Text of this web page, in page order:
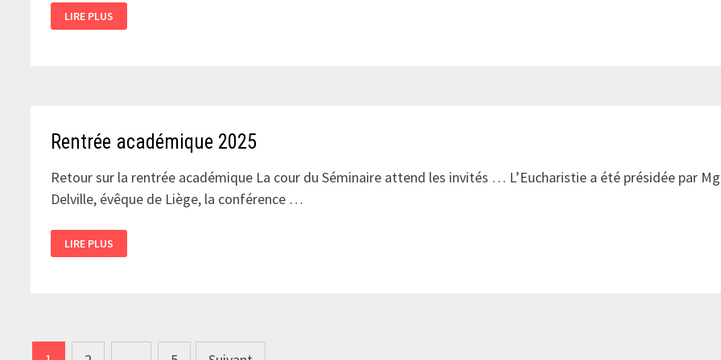
:
CHRÉTIENS
LIRE PLUS
Rentrée académique 2025
Retour sur la rentrée académique La cour du Séminaire attend les invités … L’Eucharistie a été présidée par
Delville, évêque de Liège, la conférence …
ACADÉMIQUE
2025
LIRE PLUS